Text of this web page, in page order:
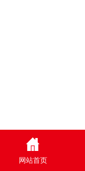
网站首页